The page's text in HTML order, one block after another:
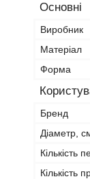
Основні
Виробник
Матеріал
Форма
Бренд
Діаметр,
Кількість
Кількість